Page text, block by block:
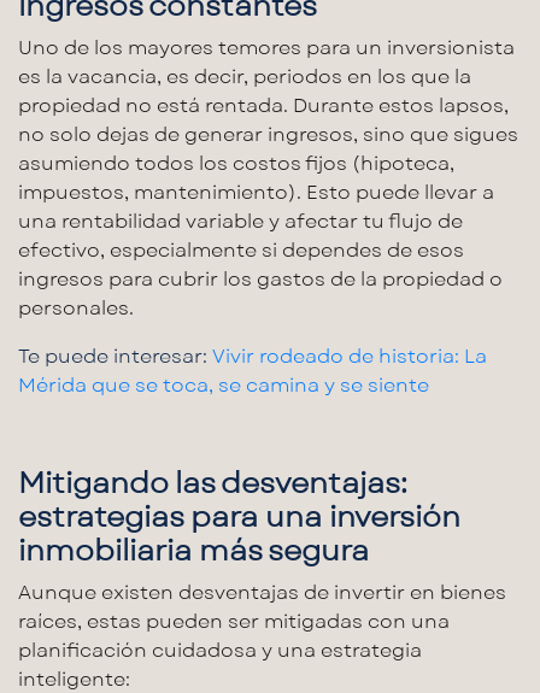
Uno de los mayores temores para un inversionista
es la vacancia, es decir, periodos en los que la
propiedad no está rentada. Durante estos lapsos,
no solo dejas de generar ingresos, sino que sigues
asumiendo todos los costos fijos (hipoteca,
impuestos, mantenimiento). Esto puede llevar a
una rentabilidad variable y afectar tu flujo de
efectivo, especialmente si dependes de esos
ingresos para cubrir los gastos de la propiedad o
personales.
Te puede interesar: Vivir rodeado de historia: La
Mérida que se toca, se camina y se siente
Mitigando las desventajas:
estrategias para una inversión
inmobiliaria más segura
Aunque existen desventajas de invertir en bienes
raíces, estas pueden ser mitigadas con una
planificación cuidadosa y una estrategia
inteligente: